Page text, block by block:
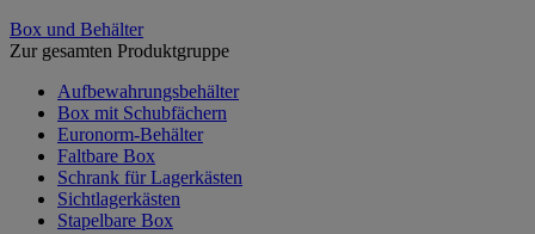
Box und Behälter
Zur gesamten Produktgruppe
Aufbewahrungsbehälter
Box mit Schubfächern
Euronorm-Behälter
Faltbare Box
Schrank für Lagerkästen
Sichtlagerkästen
Stapelbare Box